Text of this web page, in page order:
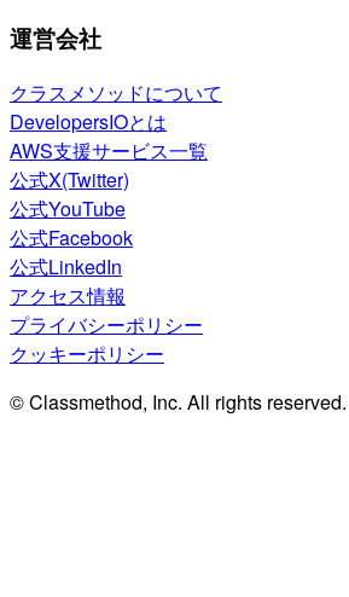
運営会社
クラスメソッドについて
DevelopersIOとは
AWS支援サービス一覧
公式X(Twitter)
公式YouTube
公式Facebook
公式LinkedIn
アクセス情報
プライバシーポリシー
クッキーポリシー
© Classmethod, Inc. All rights reserved.